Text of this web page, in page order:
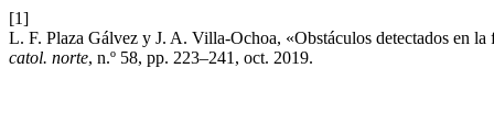
[1]
L. F. Plaza Gálvez y J. A. Villa-Ochoa, «Obstáculos detectados en
catol. norte, n.º 58, pp. 223–241, oct. 2019.